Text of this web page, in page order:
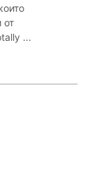
от
...